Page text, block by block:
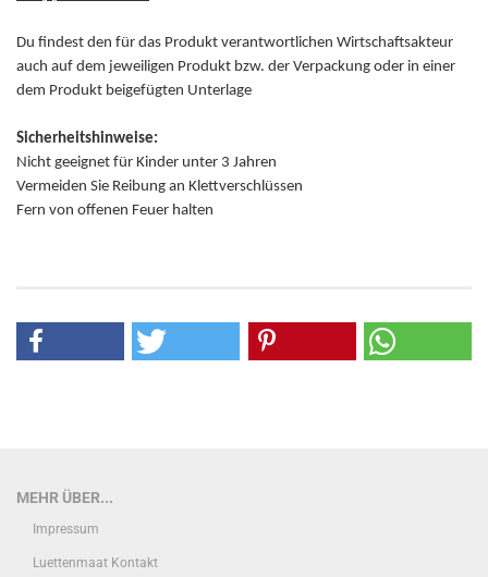
Du findest den für das Produkt verantwortlichen Wirtschaftsakteur
auch auf dem jeweiligen Produkt bzw. der Verpackung oder in einer
dem Produkt beigefügten Unterlage
Sicherheitshinweise:
Nicht geeignet für Kinder unter 3 Jahren
Vermeiden Sie Reibung an Klettverschlüssen
Fern von offenen Feuer halten
MEHR ÜBER...
Impressum
Luettenmaat Kontakt